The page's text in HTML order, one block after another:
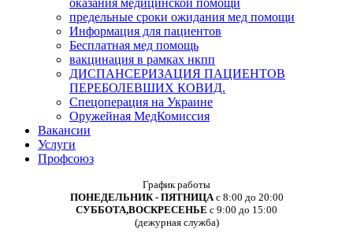
предельные сроки ожидания мед помощи
Информация для пациентов
Бесплатная мед помощь
вакцинация в рамках нкпп
ДИСПАНСЕРИЗАЦИЯ ПАЦИЕНТОВ
ПЕРЕБОЛЕВШИХ КОВИД.
Спецоперация на Украине
Оружейная МедКомиссия
Вакансии
Услуги
Профсоюз
График работы
ПОНЕДЕЛЬНИК - ПЯТНИЦА с 8:00 до 20:00
СУББОТА,ВОСКРЕСЕНЬЕ с 9:00 до 15:00
(дежурная служба)